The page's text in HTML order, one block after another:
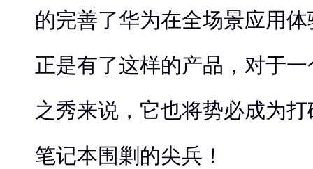
的完善了华为在全场景应用
正是有了这样的产品，对于
之秀来说，它也将势必成为
笔记本围剿的尖兵！